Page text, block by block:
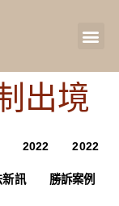
出境
2022 2022
新訊 勝訴案例